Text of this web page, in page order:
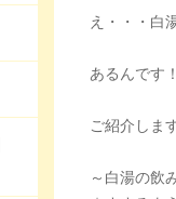
え・・・白
あるんです
ご紹介します
～白湯の飲